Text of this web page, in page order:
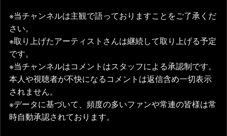
※当チャンネルは主観で語っておりますことをご了承くだ
さい。
※取り上げたアーティストさんは継続して取り上げる予定
です。
※当チャンネルはコメントはスタッフによる承認制です。
本人や視聴者が不快になるコメントは返信含め一切表示
されません。
※データに基づいて、頻度の多いファンや常連の皆様は常
時自動承認されております。